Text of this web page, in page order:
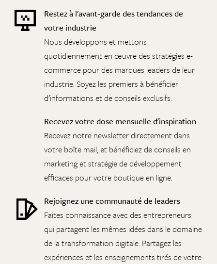
Restez à l'avant-garde des tendances de
votre industrie
Nous développons et mettons
quotidiennement en œuvre des stratégies e-
commerce pour des marques leaders de leur
industrie. Soyez les premiers à bénéficier
d'informations et de conseils exclusifs.
Recevez votre dose mensuelle d'inspiration
Recevez notre newsletter directement dans
votre boîte mail, et bénéficiez de conseils en
marketing et stratégie de développement
efficaces pour votre boutique en ligne.
Rejoignez une communauté de leaders
Faites connaissance avec des entrepreneurs
qui partagent les mêmes idées dans le domaine
de la transformation digitale. Partagez les
expériences et les enseignements tirés de votre